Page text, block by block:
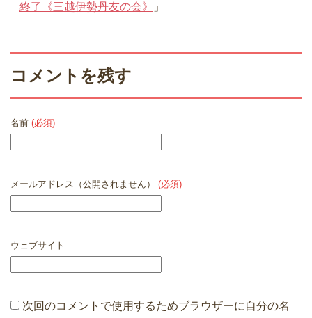
終了《三越伊勢丹友の会》
」
コメントを残す
名前 (必須)
メールアドレス（公開されません） (必須)
ウェブサイト
次回のコメントで使用するためブラウザーに自分の名